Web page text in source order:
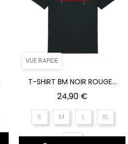
VUE RAPIDE
T-SHIRT BM NOIR ROUGE...
24,90 €Prix
S M L XL
XXL